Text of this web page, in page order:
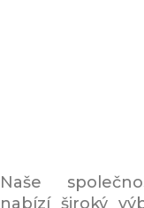
Naše
nabízí široký